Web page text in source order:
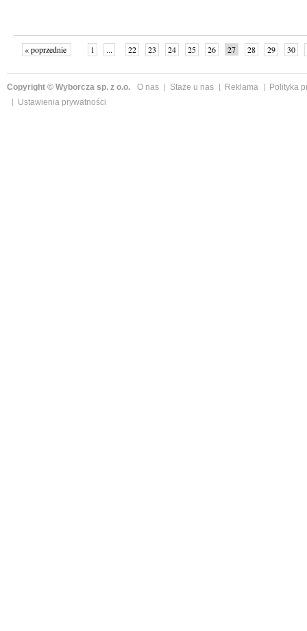
« poprzednie 1 ... 22 23 24 25 26 27 28 29 30
Copyright © Wyborcza sp. z o.o. O nas Staże u nas Reklama
Polityka
Ustawienia prywatności